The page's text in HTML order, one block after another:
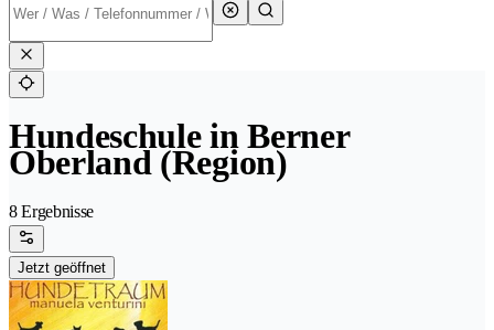
Hundeschule in Berner
Oberland (Region)
8 Ergebnisse
Jetzt geöffnet